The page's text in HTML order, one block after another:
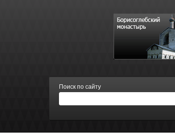
Поиск по сайту